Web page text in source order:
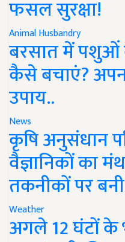
फसल सुरक्षा!
Animal Husbandry
बरसात में पशुओं
कैसे बचाएं?
उपाय..
News
कृषि अनुसंधान
वैज्ञानिकों का
तकनीकों पर
Weather
अगले 12 घंटों के